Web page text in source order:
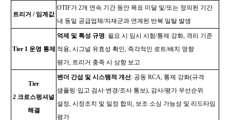
트리거 / 임계값
OTIF가 2개 연속 기간 동안 목표 미달 및/또는 정의된 기간
내 동일 공급업체/자재군과 연계된 반복 일탈 발생
Tier 1 운영 통제
억제 및 특성 규명: 필요 시 임시 시험/통제 강화, 격리 기준
적용, 시그널 유효성 확인, 즉각적인 로트/배치 영향
평가, 트리거 충족 시 상향 보고
Tier
2 크로스펑셔널
해결
벤더 간섭 및 시스템적 개선: 공동 RCA, 통제 강화(규격·
샘플링·입고 검사·변경/조사 통보), 감사/평가 우선순위
설정, 시정조치 및 일정 합의, 보조 소싱 가능성 및 리드타임
평가